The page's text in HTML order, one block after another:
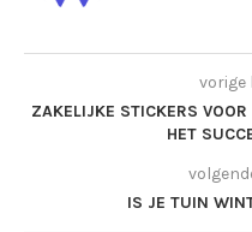
vorige
ZAKELIJKE STICKERS
HET
IS JE TUIN